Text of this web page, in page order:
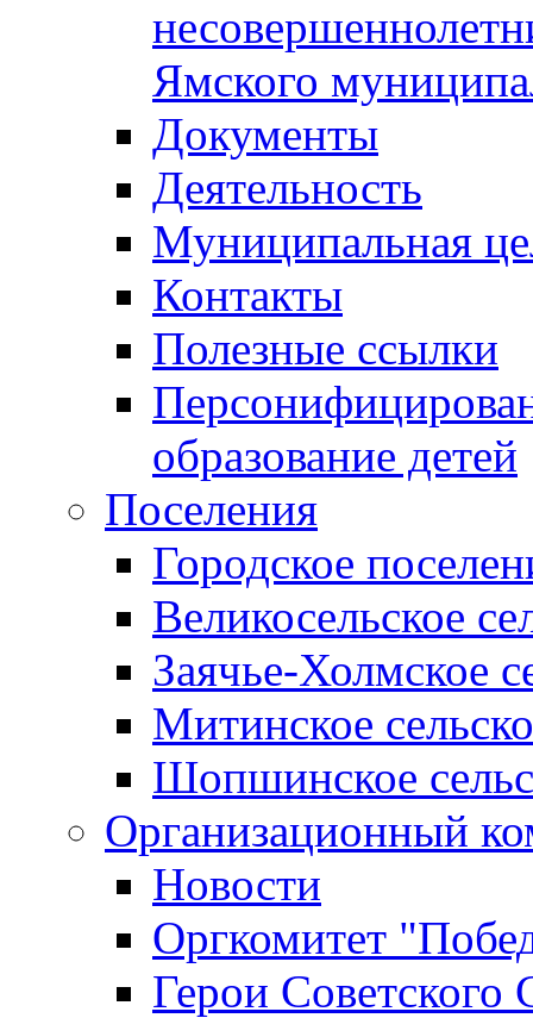
Ямского
Документы
Деятельность
Муниципальная
Контакты
Полезные ссылки
образование детей
Поселения
Городское
Великосельское
Заячье-Холмское
Митинское
Шопшинское
Организационный
Новости
Оргкомитет
Герои Советского